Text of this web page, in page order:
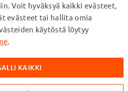
mutta ei
mainitut tavaramerkit ovat
tuotteitamme koskevan
Voit hyväksyä kaikki evästeet,
evästeet tai hallita omia
käytöstä löytyy
.
KAIKKI